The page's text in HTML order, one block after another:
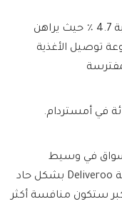
Tutover Talk: قفز سهم Deliveroo بنسبة 4.7 ٪ حيث يراهن
توصيل الأغذية
في وسيط
هارجريفز لانسداون: “ارتفعت أسهم شركة Deliveroo بشكل حاد
ستكون منافسة أكثر